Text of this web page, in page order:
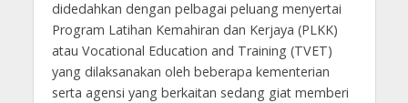
didedahkan dengan pelbagai peluang menyertai
Program Latihan Kemahiran dan Kerjaya (PLKK)
atau Vocational Education and Training (TVET)
yang dilaksanakan oleh beberapa kementerian
serta agensi yang berkaitan sedang giat memberi